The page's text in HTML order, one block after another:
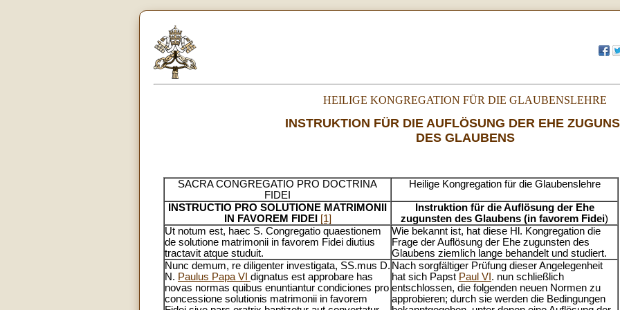
HEILIGE KONGREGATION FÜR DIE GLAUBENSLEHRE
INSTRUKTION FÜR DIE AUFLÖSUNG DER EHE
DES GLAUBENS
SACRA CONGREGATIO PRO DOCTRINA
FIDEI
Heilige Kongregation für die Glaubenslehre
INSTRUCTIO PRO SOLUTIONE MATRIMONII
IN FAVOREM FIDEI
[1]
Instruktion für die Auflösung der Ehe
zugunsten des Glaubens (in favorem Fidei)
Ut notum est, haec S. Congregatio quaestionem
de solutione matrimonii in favorem Fidei diutius
tractavit atque studuit.
Wie bekannt ist, hat diese Hl. Kongregation die
Frage der Auflösung der Ehe zugunsten des
Glaubens ziemlich lange behandelt und studiert.
Nunc demum, re diligenter investigata, SS.mus D.
N. Paulus Papa VI dignatus est approbare has
novas normas quibus enuntiantur condiciones pro
concessione solutionis matrimonii in favorem
Nach sorgfältiger Prüfung dieser Angelegenheit
hat sich Papst Paul VI . nun schließlich
entschlossen, die folgenden neuen Normen zu
approbieren; durch sie werden die Bedingungen